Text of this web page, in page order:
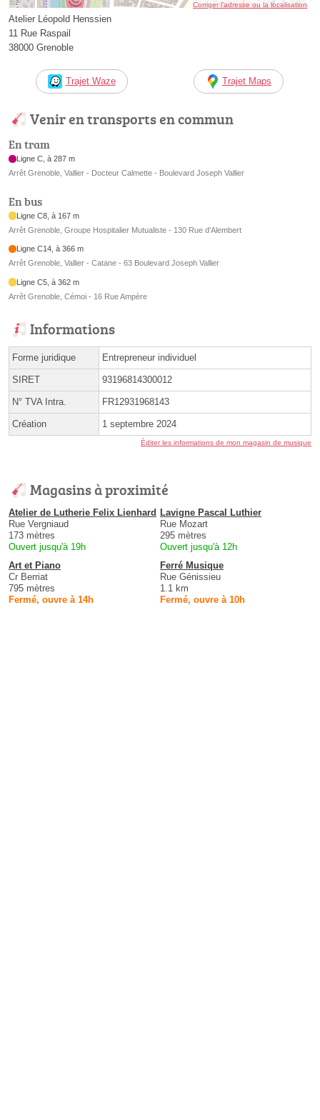
Corriger l’adresse ou la localisation
Atelier Léopold Henssien
11 Rue Raspail
38000 Grenoble
Trajet Waze Trajet Maps
Venir en transports en commun
En tram
Ligne C, à 287 m
Arrêt Grenoble, Vallier - Docteur Calmette - Boulevard Joseph Vallier
En bus
Ligne C8, à 167 m
Arrêt Grenoble, Groupe Hospitalier Mutualiste - 130 Rue d'Alembert
Ligne C14, à 366 m
Arrêt Grenoble, Vallier - Catane - 63 Boulevard Joseph Vallier
Ligne C5, à 362 m
Arrêt Grenoble, Cémoi - 16 Rue Ampère
Informations
Forme juridique Entrepreneur individuel
SIRET 93196814300012
N° TVA Intra. FR12931968143
Création 1 septembre 2024
Éditer les informations de mon magasin de musique
Magasins à proximité
Atelier de Lutherie Felix Lienhard
Rue Vergniaud
173 mètres
Ouvert jusqu'à 19h
Lavigne Pascal Luthier
Rue Mozart
295 mètres
Ouvert jusqu'à 12h
Art et Piano
Cr Berriat
795 mètres
Fermé, ouvre à 14h
Ferré Musique
Rue Génissieu
1.1 km
Fermé, ouvre à 10h